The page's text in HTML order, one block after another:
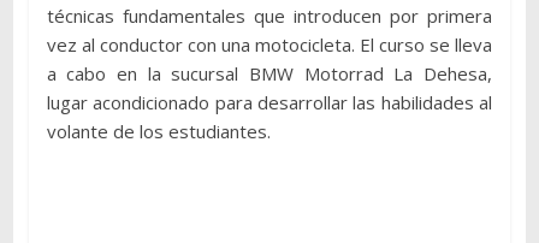
técnicas fundamentales que introducen por primera
vez al conductor con una motocicleta. El curso se lleva
a cabo en la sucursal BMW Motorrad La Dehesa,
lugar acondicionado para desarrollar las habilidades al
volante de los estudiantes.